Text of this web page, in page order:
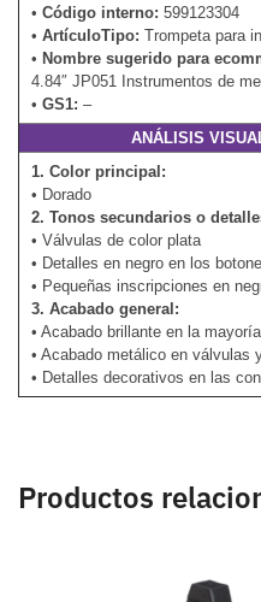
• Código interno: 599123304
• ArtículoTipo: Trompeta para
• Nombre sugerido para
4.84″ JP051 Instrumentos de
• GS1: –
ANÁLISIS
1. Color principal:
• Dorado
2. Tonos secundarios o
• Válvulas de color plata
• Detalles en negro en los
• Pequeñas inscripciones en
3. Acabado general:
• Acabado brillante en la
• Acabado metálico en válvulas
• Detalles decorativos en las
Productos